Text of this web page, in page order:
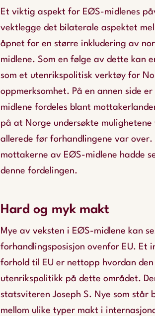
Et viktig aspekt for EØS-midlenes
vektlegge det bilaterale aspektet
åpnet for en større inkludering av
midlene. Som en følge av dette kan
som et utenrikspolitisk verktøy for
oppmerksomhet. På en annen side
midlene fordeles blant
på at Norge undersøkte
allerede før forhandlingene var
mottakerne av EØS-midlene hadde
denne fordelingen.
Hard og myk makt
Mye av veksten i EØS-midlene kan
forhandlingsposisjon ovenfor EU. Et
forhold til EU er nettopp hvordan
utenrikspolitikk på dette området.
statsviteren Joseph S. Nye som står
mellom ulike typer makt i